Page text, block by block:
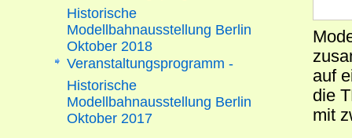
auf
die
mit
Historische
Modellbahnausstellung Berlin
Oktober 2018
Veranstaltungsprogramm -
Historische
Modellbahnausstellung Berlin
Oktober 2017